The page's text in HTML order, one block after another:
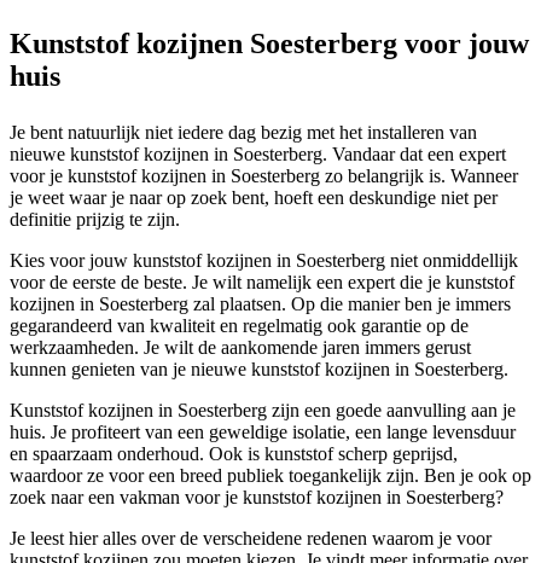
Kunststof kozijnen Soesterberg voor jouw
huis
Je bent natuurlijk niet iedere dag bezig met het installeren van
nieuwe kunststof kozijnen in Soesterberg. Vandaar dat een expert
voor je kunststof kozijnen in Soesterberg zo belangrijk is. Wanneer
je weet waar je naar op zoek bent, hoeft een deskundige niet per
definitie prijzig te zijn.
Kies voor jouw kunststof kozijnen in Soesterberg niet onmiddellijk
voor de eerste de beste. Je wilt namelijk een expert die je kunststof
kozijnen in Soesterberg zal plaatsen. Op die manier ben je immers
gegarandeerd van kwaliteit en regelmatig ook garantie op de
werkzaamheden. Je wilt de aankomende jaren immers gerust
kunnen genieten van je nieuwe kunststof kozijnen in Soesterberg.
Kunststof kozijnen in Soesterberg zijn een goede aanvulling aan je
huis. Je profiteert van een geweldige isolatie, een lange levensduur
en spaarzaam onderhoud. Ook is kunststof scherp geprijsd,
waardoor ze voor een breed publiek toegankelijk zijn. Ben je ook op
zoek naar een vakman voor je kunststof kozijnen in Soesterberg?
Je leest hier alles over de verscheidene redenen waarom je voor